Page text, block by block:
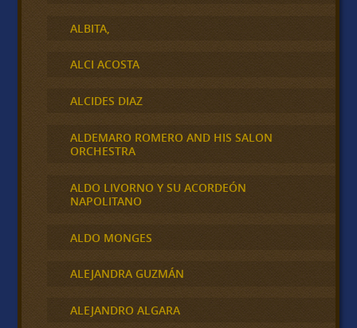
ALBITA,
ALCI ACOSTA
ALCIDES DIAZ
ALDEMARO ROMERO AND HIS SALON
ORCHESTRA
ALDO LIVORNO Y SU ACORDEÓN
NAPOLITANO
ALDO MONGES
ALEJANDRA GUZMÁN
ALEJANDRO ALGARA